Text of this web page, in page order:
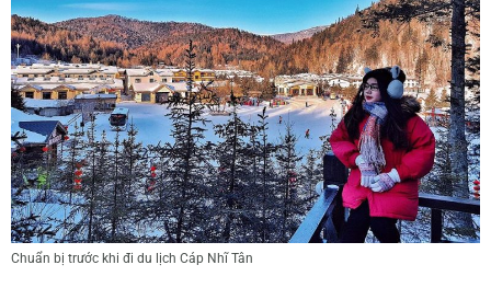
Chuẩn bị trước khi đi du lịch Cáp Nhĩ Tân